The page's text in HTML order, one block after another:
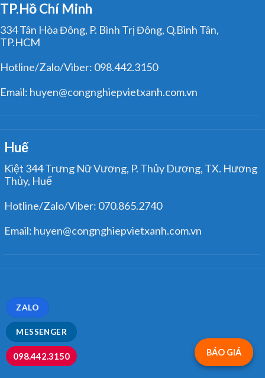
TP.Hồ Chí Minh
334 Tân Hòa Đông, P. Bình Trị Đông, Q.Bình Tân,
TP.HCM
Hotline/Zalo/Viber: 098.442.3150
Email: huyen@congnghiepvietxanh.com.vn
Huế
Kiệt 344 Trưng Nữ Vương, P. Thủy Dương, TX. Hương
Thủy, Huế
Hotline/Zalo/Viber: 070.865.2740
Email: huyen@congnghiepvietxanh.com.vn
BÁO GIÁ
MESSENGER
ZALO
098.442.3150